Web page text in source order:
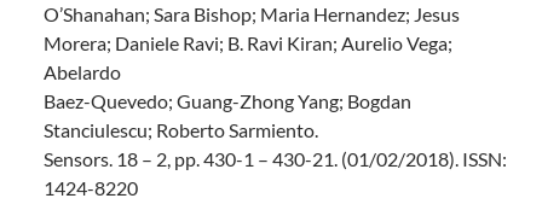
O’Shanahan; Sara Bishop; Maria Hernandez; Jesus
Morera; Daniele Ravi; B. Ravi Kiran; Aurelio Vega;
Abelardo
Baez-Quevedo; Guang-Zhong Yang; Bogdan
Stanciulescu; Roberto Sarmiento.
Sensors. 18 – 2, pp. 430-1 – 430-21. (01/02/2018). ISSN:
1424-8220